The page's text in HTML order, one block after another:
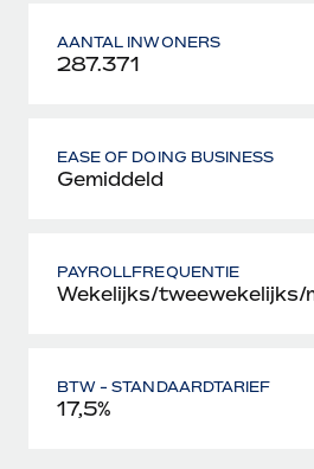
AANTAL INWONERS
287.371
EASE OF DOING BUSINESS
Gemiddeld
PAYROLLFREQUENTIE
Wekelijks/tweewekelijks/
BTW - STANDAARDTARIEF
17,5%